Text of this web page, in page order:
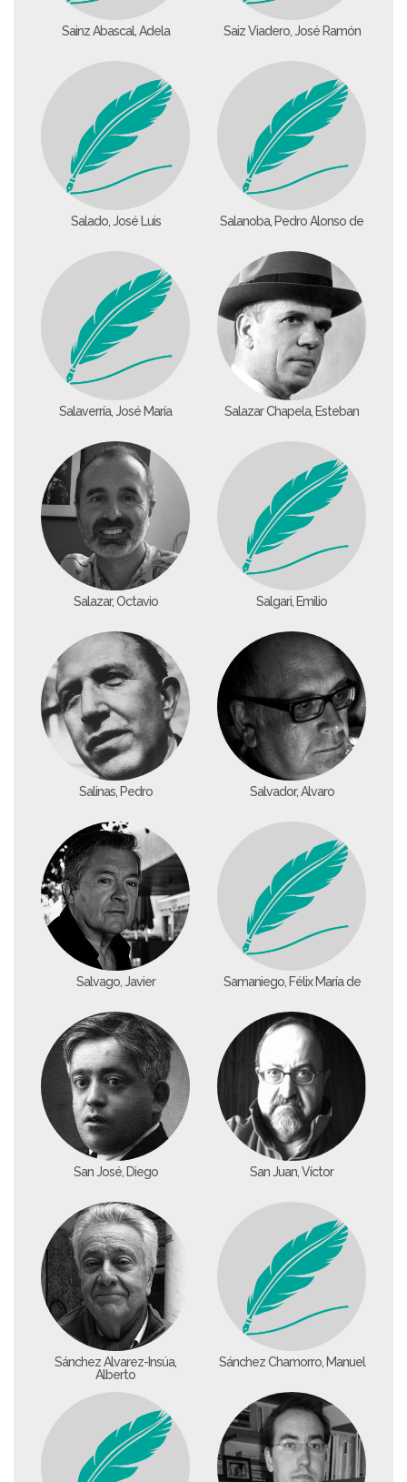
Sainz Abascal, Adela Saiz Viadero, José Ramón
Salado, José Luis Salanoba, Pedro Alonso de
Salaverría, José María Salazar Chapela, Esteban
Salazar, Octavio Salgari, Emilio
Salinas, Pedro Salvador, Álvaro
Salvago, Javier Samaniego, Félix María de
San José, Diego San Juan, Víctor
Sánchez Álvarez-Insúa,
Alberto
Sánchez Chamorro, Manuel